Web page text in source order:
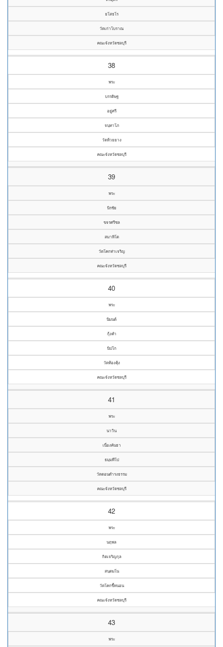
ยโสธโร
วัดเก่าโบราณ
คณะจังหวัดชลบุรี
38
พระ
บรรดิษฐ
อยู่ศรี
จนฺทาโภ
วัดห้วยยาง
คณะจังหวัดชลบุรี
39
พระ
นิรชัย
ขจรศรีชล
สมาหิโต
วัดโคกท่าเจริญ
คณะจังหวัดชลบุรี
40
พระ
นิมนต์
กุ้งคำ
นิปโก
วัดท้องคุ้ง
คณะจังหวัดชลบุรี
41
พระ
นาวิน
เนื่องคันธา
ธมฺมทีโป
วัดดอนดำรงธรรม
คณะจังหวัดชลบุรี
42
พระ
นฤพล
กิตเจริญกุล
สนฺตมโน
วัดโคกขี้หนอน
คณะจังหวัดชลบุรี
43
พระ